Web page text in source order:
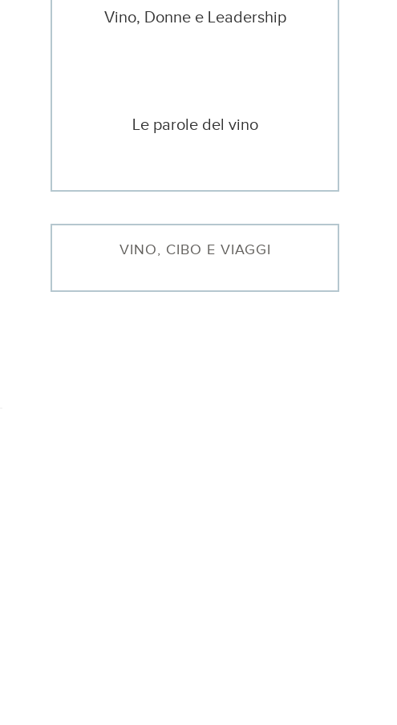
Vino, Donne e Leadership
Le parole del vino
VINO, CIBO E VIAGGI